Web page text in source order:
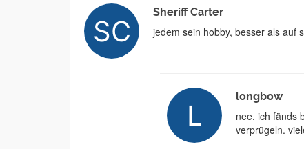
Sheriff Carter
jedem sein hobby, besser als auf
longbow
nee. ich fänds
verprügeln.